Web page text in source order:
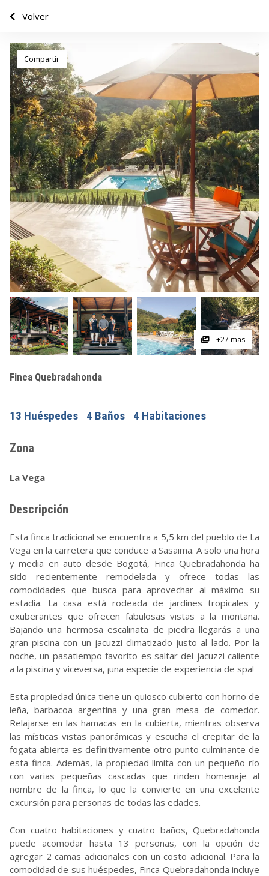
Compartir
+27 mas
Finca Quebradahonda
13 Huéspedes 4 Baños 4 Habitaciones
Zona
La Vega
Descripción
Esta finca tradicional se encuentra a 5,5 km del pueblo de La
Vega en la carretera que conduce a Sasaima. A solo una hora
y media en auto desde Bogotá, Finca Quebradahonda ha
sido recientemente remodelada y ofrece todas las
comodidades que busca para aprovechar al máximo su
estadía. La casa está rodeada de jardines tropicales y
exuberantes que ofrecen fabulosas vistas a la montaña.
Bajando una hermosa escalinata de piedra llegarás a una
gran piscina con un jacuzzi climatizado justo al lado. Por la
noche, un pasatiempo favorito es saltar del jacuzzi caliente
a la piscina y viceversa, ¡una especie de experiencia de spa!
Esta propiedad única tiene un quiosco cubierto con horno de
leña, barbacoa argentina y una gran mesa de comedor.
Relajarse en las hamacas en la cubierta, mientras observa
las místicas vistas panorámicas y escucha el crepitar de la
fogata abierta es definitivamente otro punto culminante de
esta finca. Además, la propiedad limita con un pequeño río
con varias pequeñas cascadas que rinden homenaje al
nombre de la finca, lo que la convierte en una excelente
excursión para personas de todas las edades.
Con cuatro habitaciones y cuatro baños, Quebradahonda
puede acomodar hasta 13 personas, con la opción de
agregar 2 camas adicionales con un costo adicional. Para la
comodidad de sus huéspedes, Finca Quebradahonda incluye
Volver